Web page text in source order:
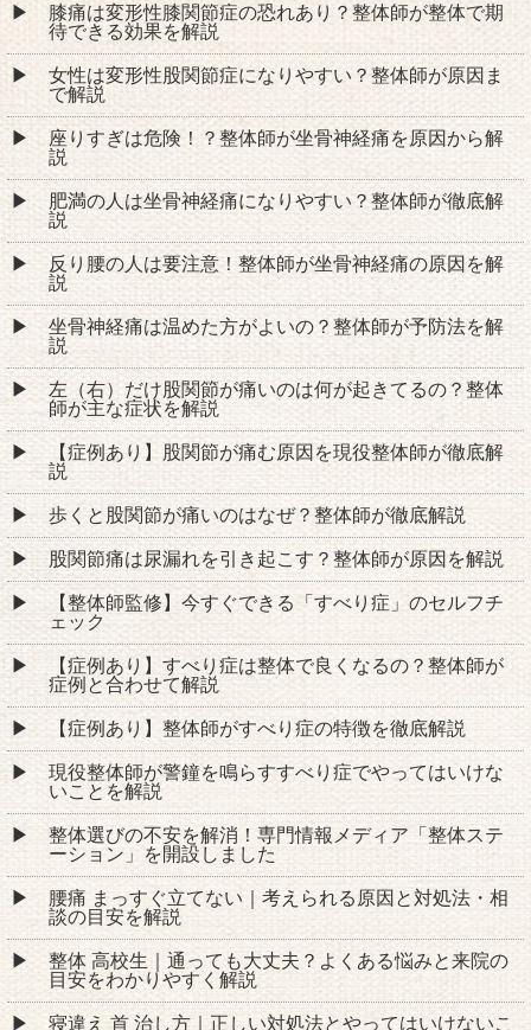
膝痛は変形性膝関節症の恐れあり？整体師が整体で期
待できる効果を解説
女性は変形性股関節症になりやすい？整体師が原因ま
で解説
座りすぎは危険！？整体師が坐骨神経痛を原因から解
説
肥満の人は坐骨神経痛になりやすい？整体師が徹底解
説
反り腰の人は要注意！整体師が坐骨神経痛の原因を解
説
坐骨神経痛は温めた方がよいの？整体師が予防法を解
説
左（右）だけ股関節が痛いのは何が起きてるの？整体
師が主な症状を解説
【症例あり】股関節が痛む原因を現役整体師が徹底解
説
歩くと股関節が痛いのはなぜ？整体師が徹底解説
股関節痛は尿漏れを引き起こす？整体師が原因を解説
【整体師監修】今すぐできる「すべり症」のセルフチ
ェック
【症例あり】すべり症は整体で良くなるの？整体師が
症例と合わせて解説
【症例あり】整体師がすべり症の特徴を徹底解説
現役整体師が警鐘を鳴らすすべり症でやってはいけな
いことを解説
整体選びの不安を解消！専門情報メディア「整体ステ
ーション」を開設しました
腰痛 まっすぐ立てない｜考えられる原因と対処法・相
談の目安を解説
整体 高校生｜通っても大丈夫？よくある悩みと来院の
目安をわかりやすく解説
寝違え 首 治し方｜正しい対処法とやってはいけないこ